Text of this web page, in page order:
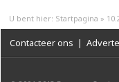
U bent hier: Startpagina »
Contacteer ons |